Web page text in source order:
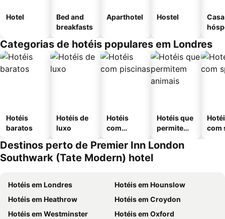
Hotel
Bed and
breakfasts
Aparthotel Hostel
Categorias de hotéis populares em Londres
Hotéis
baratos
Hotéis de
luxo
Hotéis
com
Hotéis que
permitem
com
Destinos perto de Premier Inn London
Southwark (Tate Modern) hotel
Hotéis em Londres
Hotéis em Hounslow
Hotéis em Heathrow
Hotéis em Croydon
Hotéis em Westminster
Hotéis em Oxford